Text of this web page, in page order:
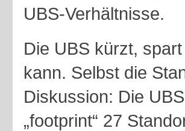
UBS-Verhältnisse.
Die UBS kürzt,
kann. Selbst die
Diskussion: Die
„footprint“ 27